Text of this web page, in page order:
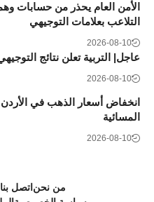
الأمن العام يحذر من حسابات
التلاعب بعلامات التوجيهي
2026-08-10
عاجل| التربية تعلن نتائج التوجيهي
2026-08-10
انخفاض أسعار الذهب في الأردن
المسائية
2026-08-10
من نحن اتصل بنا